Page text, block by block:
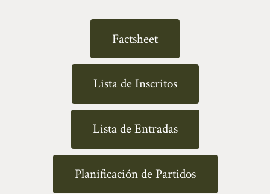
Factsheet
Lista de Inscritos
Lista de Entradas
Planificación de Partidos